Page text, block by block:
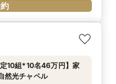
10組*10名46万円】家
然光チャペル